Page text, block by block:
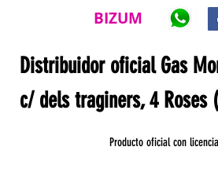
BIZUM
Producto oficial con licencia
c/ dels traginers, 4 Roses
Distribuidor oficial Gas